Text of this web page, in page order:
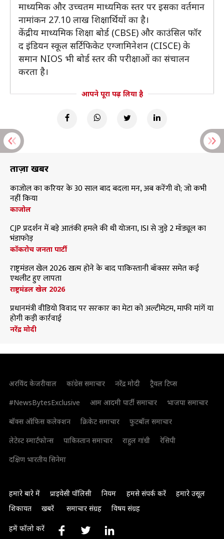
माध्यमिक और उच्चतम माध्यमिक स्तर पर इसका वर्तमान
नामांकन 27.10 लाख शिक्षार्थियों का है।
केंद्रीय माध्यमिक शिक्षा बोर्ड (CBSE) और काउंसिल फॉर
द इंडियन स्कूल सर्टिफिकेट एग्जामिनेशन (CISCE) के
समान NIOS भी बोर्ड स्तर की परीक्षाओं का संचालन
करता है।
आपने पूरा पढ़ लिया है
ताज़ा खबरें
काजोल का करियर के 30 साल बाद बदला मन, अब करेंगी वो; जो कभी
नहीं किया
काजोल
CJP प्रदर्शन में बड़े आतंकी हमले की थी योजना, ISI से जुड़े 2 मॉड्यूल का
भंडाफोड़
कॉकरोच जनता पार्टी
राष्ट्रमंडल खेल 2026 खत्म होने के बाद पाकिस्तानी बॉक्सर समेत कई
एथलीट हुए लापता
राष्ट्रमंडल खेल 2026
प्रधानमंत्री वीडियो विवाद पर सरकार का मेटा को अल्टीमेटम, माफी मांगें या
होगी कड़ी कार्रवाई
नरेंद्र मोदी
अरविंद केजरीवाल कांग्रेस समाचार नरेंद्र मोदी
ट्रैवल टिप्स
#NewsBytesExclusive
आम आदमी पार्टी समाचार
भाजपा समाचार
बॉक्स ऑफिस कलेक्शन
क्रिकेट समाचार
फुटबॉल समाचार
लेटेस्ट स्मार्टफोन्स
पाकिस्तान समाचार राहुल गांधी
रेसिपी
दक्षिण भारतीय सिनेमा
हमारे बारे में प्राइवेसी पॉलिसी नियम हमसे संपर्क करें
हमारे उसूल
शिकायत
खबरें समाचार संग्रह विषय संग्रह
हमें फॉलो करें